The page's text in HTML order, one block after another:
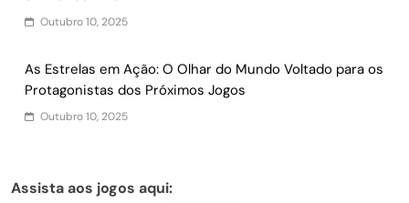
Outubro 10, 2025
As Estrelas em Ação: O Olhar do Mundo Voltado para os
Protagonistas dos Próximos Jogos
Outubro 10, 2025
Assista aos jogos aqui: